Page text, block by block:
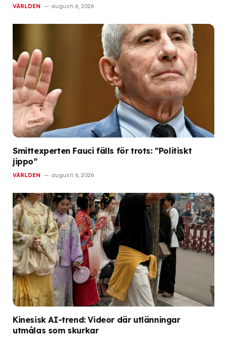
VÄRLDEN augusti 6, 2026
Smittexperten Fauci fälls för trots: ”Politiskt
jippo”
VÄRLDEN augusti 6, 2026
Kinesisk AI-trend: Videor där utlänningar
utmålas som skurkar